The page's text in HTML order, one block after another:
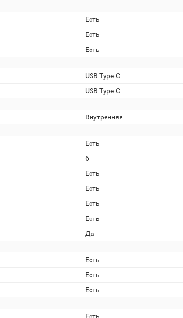
Есть
Есть
Есть
USB Type-C
USB Type-C
Внутренняя
Есть
6
Есть
Есть
Есть
Есть
Да
Есть
Есть
Есть
Есть